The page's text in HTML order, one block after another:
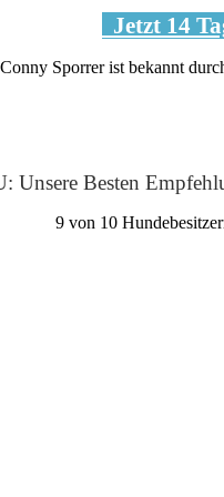
Jetzt 14
Conny Sporrer ist bekannt
Unsere Besten
9 von 10